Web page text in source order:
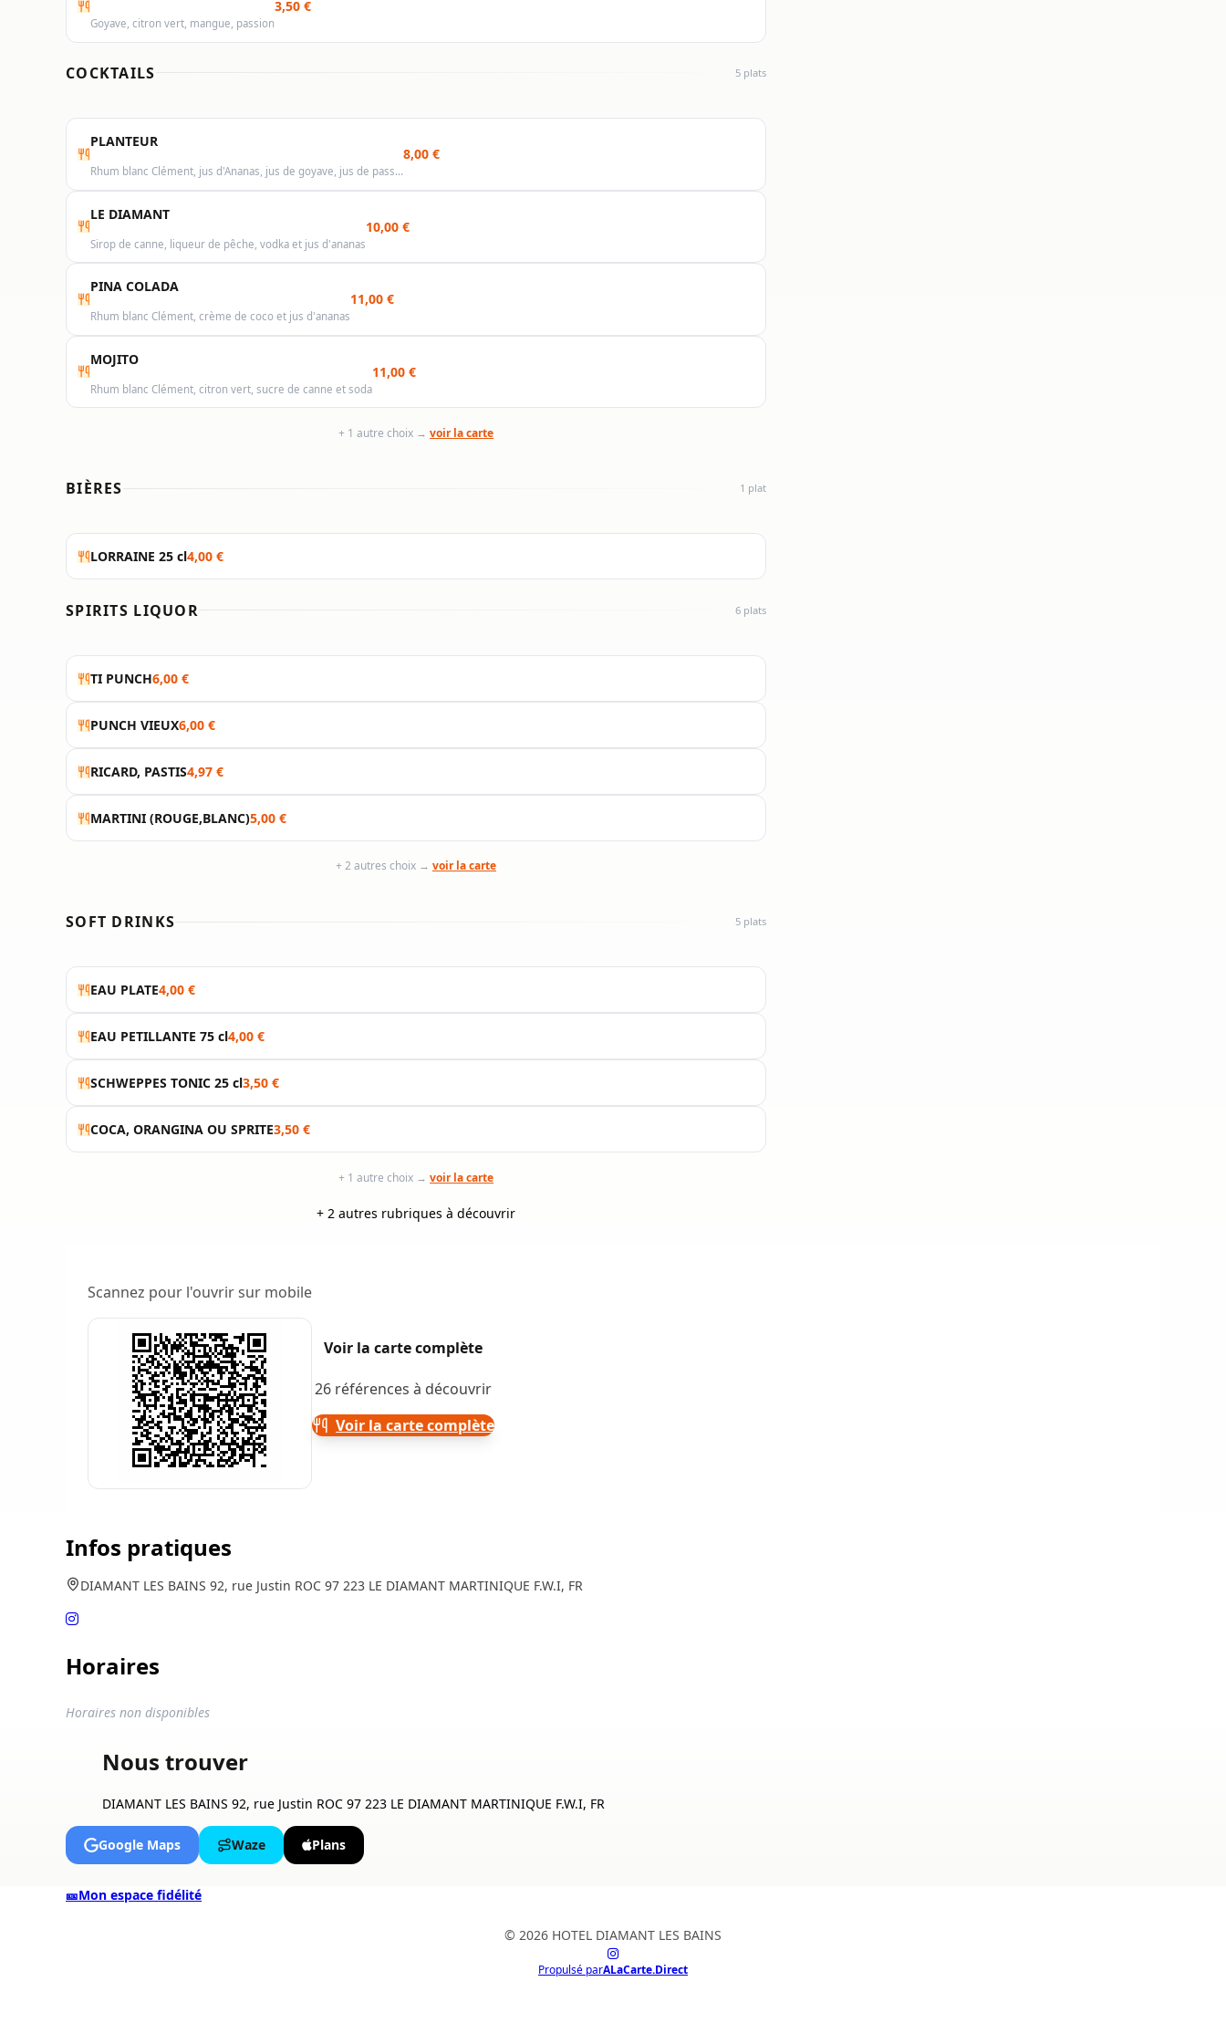
Goyave, citron vert, mangue, passion
3,50 €
COCKTAILS 5 plats
PLANTEUR
Rhum blanc Clément, jus d'Ananas, jus de goyave, jus de pass…
8,00 €
LE DIAMANT
Sirop de canne, liqueur de pêche, vodka et jus d'ananas
10,00 €
PINA COLADA
Rhum blanc Clément, crème de coco et jus d'ananas
11,00 €
MOJITO
Rhum blanc Clément, citron vert, sucre de canne et soda
11,00 €
+ 1 autre choix → voir la carte
BIÈRES 1 plat
LORRAINE 25 cl4,00 €
SPIRITS LIQUOR 6 plats
TI PUNCH6,00 €
PUNCH VIEUX6,00 €
RICARD, PASTIS4,97 €
MARTINI (ROUGE,BLANC)5,00 €
+ 2 autres choix → voir la carte
SOFT DRINKS 5 plats
EAU PLATE4,00 €
EAU PETILLANTE 75 cl4,00 €
SCHWEPPES TONIC 25 cl3,50 €
COCA, ORANGINA OU SPRITE3,50 €
+ 1 autre choix → voir la carte
+ 2 autres rubriques à découvrir
Scannez pour l'ouvrir sur mobile
Voir la carte complète
26 références à découvrir
Voir la carte complète
Infos pratiques
DIAMANT LES BAINS 92, rue Justin ROC 97 223 LE DIAMANT MARTINIQUE F.W.I, FR
Horaires
Horaires non disponibles
Nous trouver
DIAMANT LES BAINS 92, rue Justin ROC 97 223 LE DIAMANT MARTINIQUE F.W.I, FR
Google Maps Waze Plans
🎫Mon espace fidélité
© 2026 HOTEL DIAMANT LES BAINS
Propulsé parALaCarte.Direct